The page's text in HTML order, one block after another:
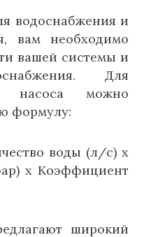
водоснабжения и
вам необходимо
вашей системы и
Для
насоса можно
формулу:
воды (л/с) x
x Коэффициент
широкий